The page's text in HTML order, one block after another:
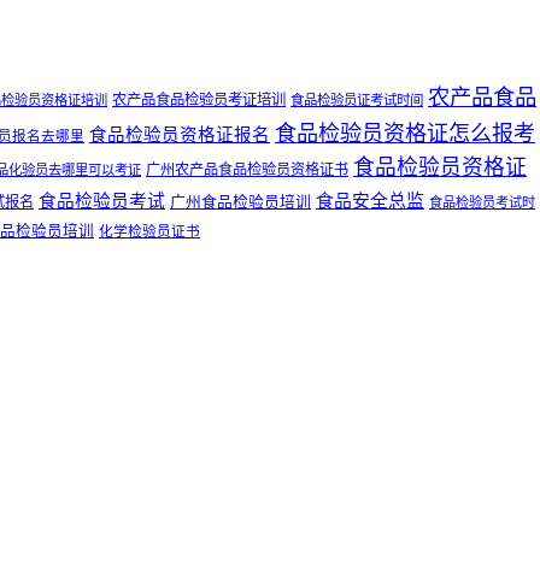
验员资格证培训 农产品食品检验员考证培训 食品检验员证考试时间 农产品食品
报名去哪里 食品检验员资格证报名 食品检验员资格证怎么报考
化验员去哪里可以考证 广州农产品食品检验员资格证书 食品检验员资格证
报名 食品检验员考试 广州食品检验员培训 食品安全总监 食品检验员考试时
检验员培训 化学检验员证书